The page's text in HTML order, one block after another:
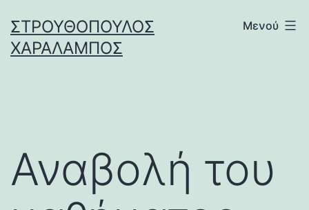
σε
περιεχόμενο
ΣΤΡΟΥΘΌΠΟΥΛΟΣ
ΧΑΡΆΛΑΜΠΟΣ
Μενού
Αναβολή του